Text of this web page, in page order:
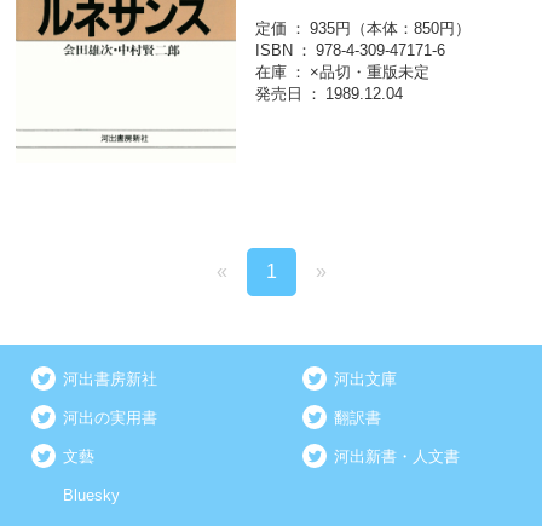
定価
935円（本体：850円）
ISBN
978-4-309-47171-6
在庫
×品切・重版未定
発売日
1989.12.04
« 1 »
河出書房新社 河出文庫
河出の実用書 翻訳書
文藝 河出新書・人文書
Bluesky